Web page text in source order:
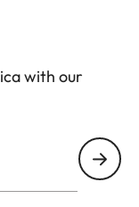
with our